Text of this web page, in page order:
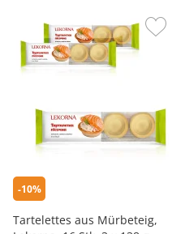
-10%
Tartelettes aus Mürbeteig,